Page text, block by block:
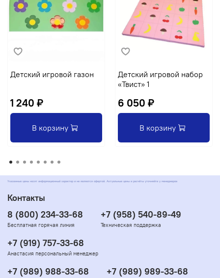
Детский игровой газон
1 240 ₽
В корзину
Детский игровой набор
«Твист» 1
6 050 ₽
В корзину
Указанные цены носят информационный характер и не являются офертой. Актуальные цены и расчёты уточняйте у менеджеров
Контакты
8 (800) 234-33-68
Бесплатная горячая линия
+7 (958) 540-89-49
Техническая поддержка
+7 (919) 757-33-68
Анастасия персональный менеджер
+7 (989) 988-33-68 +7 (989) 989-33-68